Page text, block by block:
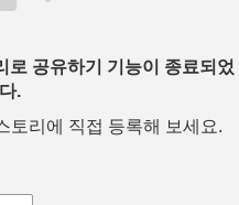
공유하기 기능이 종료되었
.
토리에 직접 등록해 보세요.